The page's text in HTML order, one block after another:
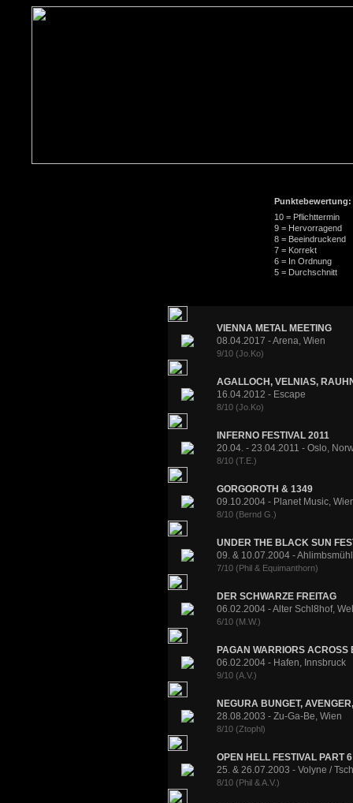
Punktebewertung:
10 = Pflichttermin
9 = Hervorragend
8 = Beeindruckend
7 = Korrekt
6 = In Ordnung
5 = Durchschnitt
VIENNA METAL MEETING
08.04.2017 - Arena, Wien
9/10 (Jo.Ko)
AGALLOCH, VELNIAS,
16.04.2012 - Escape
8/10 (Jo.Ko)
INFERNO FESTIVAL 2011
20.04. - 23.04.2011 - Oslo,
8/10 (T.E.)
GORGOROTH & 1349
09.10.2004 - Planet Music,
8/10 (Bernd G.)
UNDER THE BLACK SUN
09. & 10.07.2004 -
7/10 (Phil & Equimanthorn)
DER SCHWARZE FREITAG
06.02.2004 - Alter Schl8hof,
6/10 (M.W.)
PAGAN WARRIORS ACROSS
06.02.2004 - Hafen, Innsbruck
9/10 (A.V.)
NEGURA BUNGET,
28.08.2003 - Zu-Ga-Be, Wien
8/10 (Ztophl)
OPEN HELL FESTIVAL PART 6
25. & 26.07.2003 - Volyne /
8/10 (Phil & A.V.)